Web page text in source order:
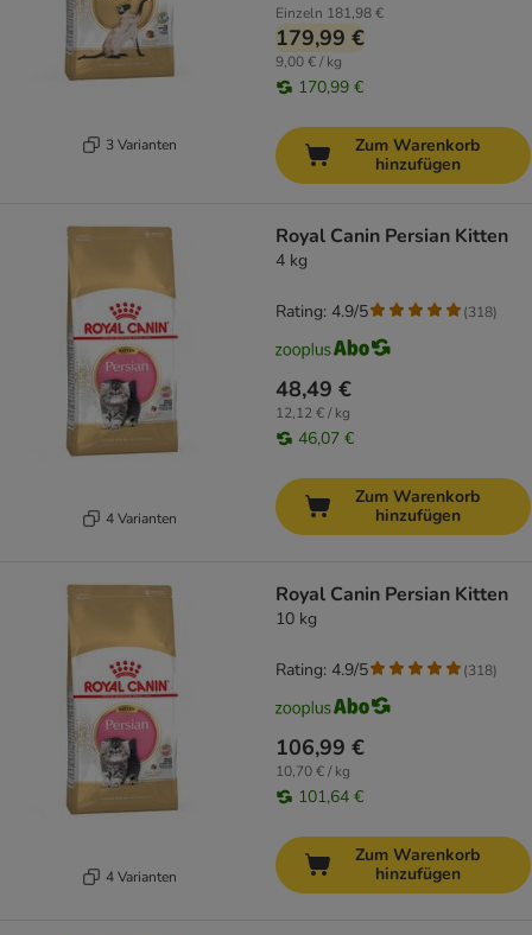
3 Varianten
Einzeln 181,98 €
179,99 €
9,00 € / kg
170,99 €
Zum Warenkorb
hinzufügen
4 Varianten
Royal Canin Persian Kitten
4 kg
48,49 €
12,12 € / kg
46,07 €
Rating: 4.9/5 (318)
Zum Warenkorb
hinzufügen
4 Varianten
Royal Canin Persian Kitten
10 kg
106,99 €
10,70 € / kg
101,64 €
Rating: 4.9/5 (318)
Zum Warenkorb
hinzufügen